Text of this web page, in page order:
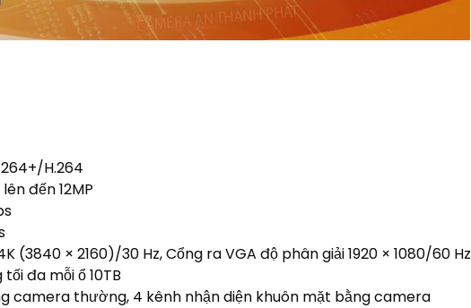
H.264
đến 12MP
(3840 × 2160)/30 Hz, Cổng ra VGA độ phân giải 1920 × 1080/60 Hz
đa mỗi ổ 10TB
camera thường, 4 kênh nhận diện khuôn mặt bằng camera